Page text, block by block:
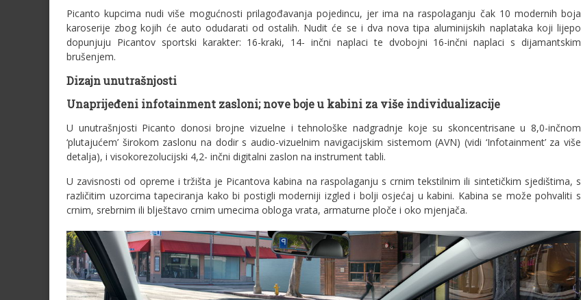
Picanto kupcima nudi više mogućnosti prilagođavanja pojedincu, jer ima na raspolaganju čak 10 modernih boja
karoserije zbog kojih će auto odudarati od ostalih. Nudit će se i dva nova tipa aluminijskih naplataka koji lijepo
dopunjuju Picantov sportski karakter: 16-kraki, 14- inčni naplaci te dvobojni 16-inčni naplaci s dijamantskim
brušenjem.
Dizajn unutrašnjosti
Unaprijeđeni infotainment zasloni; nove boje u kabini za više individualizacije
U unutrašnjosti Picanto donosi brojne vizuelne i tehnološke nadgradnje koje su skoncentrisane u 8,0-inčnom
‘plutajućem’ širokom zaslonu na dodir s audio-vizuelnim navigacijskim sistemom (AVN) (vidi ‘Infotainment’ za više
detalja), i visokorezolucijski 4,2- inčni digitalni zaslon na instrument tabli.
U zavisnosti od opreme i tržišta je Picantova kabina na raspolaganju s crnim tekstilnim ili sintetičkim sjedištima, s
različitim uzorcima tapeciranja kako bi postigli moderniji izgled i bolji osjećaj u kabini. Kabina se može pohvaliti s
crnim, srebrnim ili blještavo crnim umecima obloga vrata, armaturne ploče i oko mjenjača.